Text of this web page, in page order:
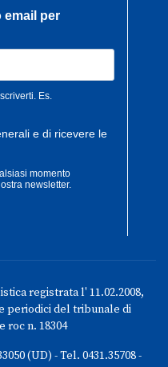
registrata l' 11.02.2008,
periodici del tribunale di
roc n. 18304
(UD) - Tel. 0431.35708 -